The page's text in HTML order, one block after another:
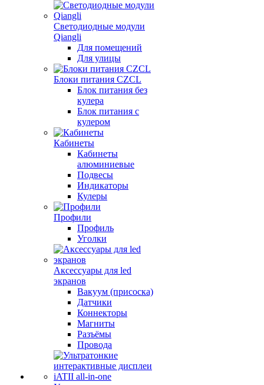
Светодиодные модули
Qiangli
Для помещений
Для улицы
Блоки питания CZCL
Блок питания без
кулера
Блок питания с
кулером
Кабинеты
Кабинеты
алюминиевые
Подвесы
Индикаторы
Кулеры
Профили
Профиль
Уголки
Аксессуары для led
экранов
Вакуум (присоска)
Датчики
Коннекторы
Магниты
Разъёмы
Провода